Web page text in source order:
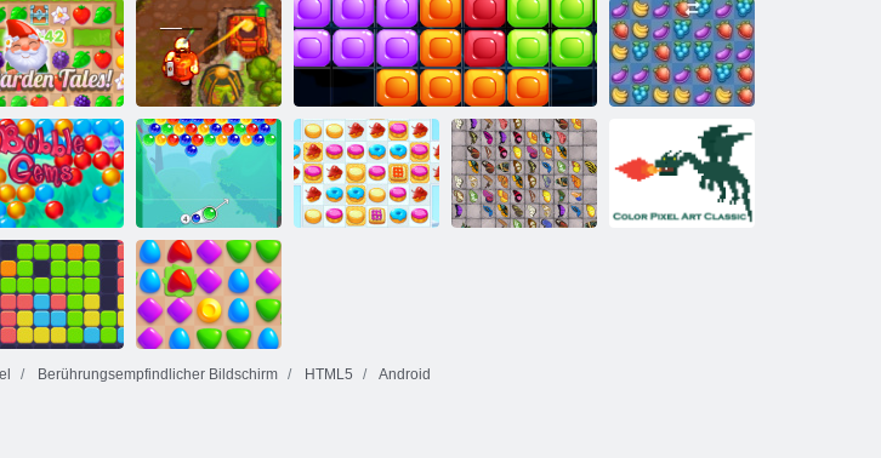
Square Stapler Juwelen Blitz 3 Cookie Crush 3
Gartengeschichten
Verfluchter
Schatz 2
Fruita Crush
Bubble Gemes -
3 Gewinnt
Bubble Charms
Berührungsempfindlicher Bildschirm HTML5 Android